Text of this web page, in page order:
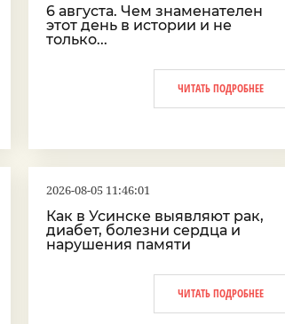
6 августа. Чем знаменателен
этот день в истории и не
только...
ЧИТАТЬ ПОДРОБНЕЕ
2026-08-05 11:46:01
Как в Усинске выявляют рак,
диабет, болезни сердца и
нарушения памяти
ЧИТАТЬ ПОДРОБНЕЕ